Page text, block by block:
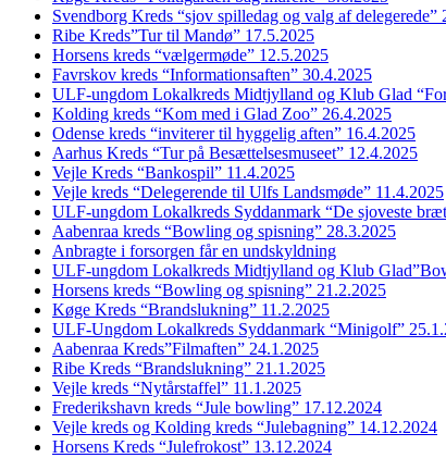
Svendborg Kreds “sjov spilledag og valg af delegerede”
Ribe Kreds”Tur til Mandø” 17.5.2025
Horsens kreds “vælgermøde” 12.5.2025
Favrskov kreds “Informationsaften” 30.4.2025
ULF-ungdom Lokalkreds Midtjylland og Klub Glad
Kolding kreds “Kom med i Glad Zoo” 26.4.2025
Odense kreds “inviterer til hyggelig aften” 16.4.2025
Aarhus Kreds “Tur på Besættelsesmuseet” 12.4.2025
Vejle Kreds “Bankospil” 11.4.2025
Vejle kreds “Delegerende til Ulfs Landsmøde” 11.4.2025
ULF-ungdom Lokalkreds Syddanmark “De sjoveste
Aabenraa kreds “Bowling og spisning” 28.3.2025
Anbragte i forsorgen får en undskyldning
ULF-ungdom Lokalkreds Midtjylland og Klub
Horsens kreds “Bowling og spisning” 21.2.2025
Køge Kreds “Brandslukning” 11.2.2025
ULF-Ungdom Lokalkreds Syddanmark “Minigolf”
Aabenraa Kreds”Filmaften” 24.1.2025
Ribe Kreds “Brandslukning” 21.1.2025
Vejle kreds “Nytårstaffel” 11.1.2025
Frederikshavn kreds “Jule bowling” 17.12.2024
Vejle kreds og Kolding kreds “Julebagning” 14.12.2024
Horsens Kreds “Julefrokost” 13.12.2024